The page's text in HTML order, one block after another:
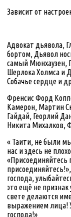
Зависит от
Адвокат дьявола,
бортом, Дьявол
самый Мюнхаузен,
Шерлока Холмса и
Собачье сердце и
Френсис Форд
Камерон, Мартин
Гайдай, Георлий
Никита Михалков,
« Таити, не были
нас и здесь не
«Присоединяйтесь
господа,
это ещё не
свете делаются
выражением лица!
господа!»